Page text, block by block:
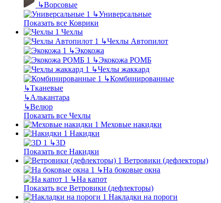
↳Ворсовые
↳Универсальные
Показать все Коврики
Чехлы
↳Чехлы Автопилот
↳Экокожа
↳Экокожа РОМБ
↳Чехлы жаккард
↳Комбинированные
↳Тканевые
↳Алькантара
↳Велюр
Показать все Чехлы
Меховые накидки
Накидки
↳3D
Показать все Накидки
Ветровики (дефлекторы)
↳На боковые окна
↳На капот
Показать все Ветровики (дефлекторы)
Накладки на пороги